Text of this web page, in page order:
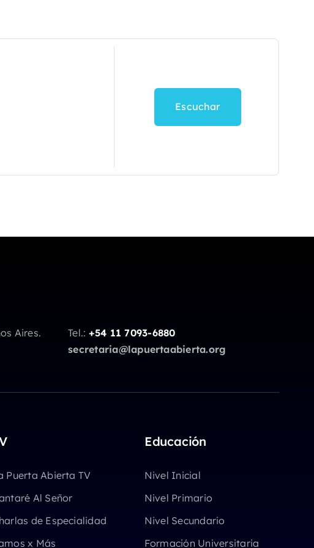
Escuchar
Aires.
Tel.: +54 11 7093-6880
secretaria@lapuertaabierta.org
Puerta Abierta TV
Al Señor
de Especialidad
x Más
Educación
Nivel Inicial
Nivel Primario
Nivel Secundario
Formación Universitaria